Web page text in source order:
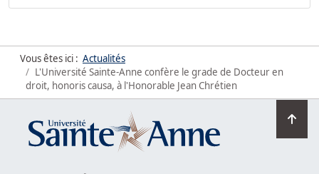
Vous êtes ici : Actualités
L'Université Sainte-Anne confère le grade de Docteur en
droit, honoris causa, à l'Honorable Jean Chrétien
en